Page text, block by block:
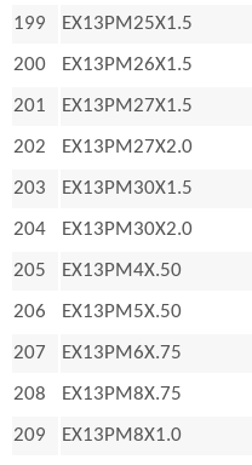
199
EX13PM25X1.5
200
EX13PM26X1.5
201
EX13PM27X1.5
202
EX13PM27X2.0
203
EX13PM30X1.5
204
EX13PM30X2.0
205
EX13PM4X.50
206
EX13PM5X.50
207
EX13PM6X.75
208
EX13PM8X.75
209
EX13PM8X1.0